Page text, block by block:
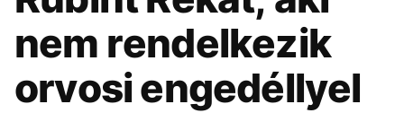
ÉLETMÓD
BESZÉLGETÉSEK
VIDEÓ
nem rendelkezik
orvosi engedéllyel